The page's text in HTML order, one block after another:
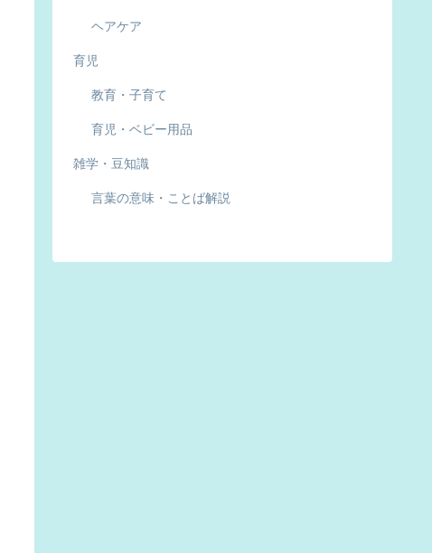
ヘアケア
育児
教育・子育て
育児・ベビー用品
雑学・豆知識
言葉の意味・ことば解説